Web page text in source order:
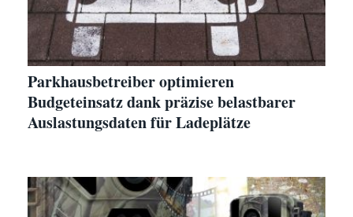
Parkhausbetreiber optimieren
Budgeteinsatz dank präzise belastbarer
Auslastungsdaten für Ladeplätze